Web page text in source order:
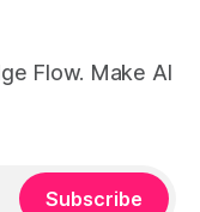
Flow. Make AI
Subscribe